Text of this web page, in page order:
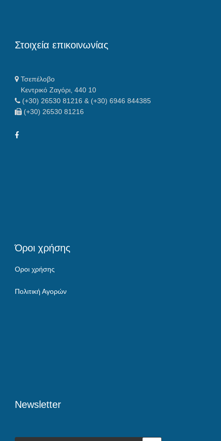
Στοιχεία επικοινωνίας
Τσεπέλοβο
Κεντρικό Ζαγόρι, 440 10
(+30) 26530 81216 & (+30) 6946 844385
(+30) 26530 81216
Όροι χρήσης
Οροι χρήσης
Πολιτική Αγορών
Newsletter